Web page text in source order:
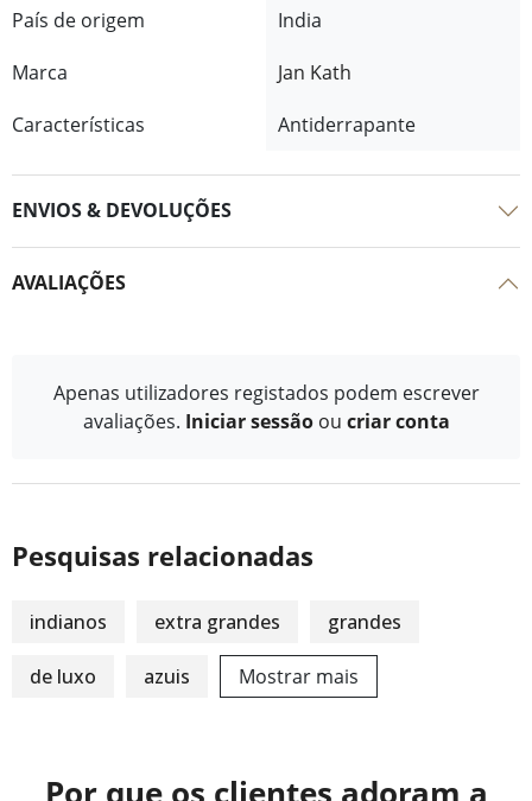
País de origem
India
Marca
Jan Kath
Características
Antiderrapante
ENVIOS & DEVOLUÇÕES
AVALIAÇÕES
Apenas utilizadores registados podem escrever
avaliações. Iniciar sessão ou criar conta
Pesquisas relacionadas
indianos extra grandes grandes
de luxo azuis Mostrar mais